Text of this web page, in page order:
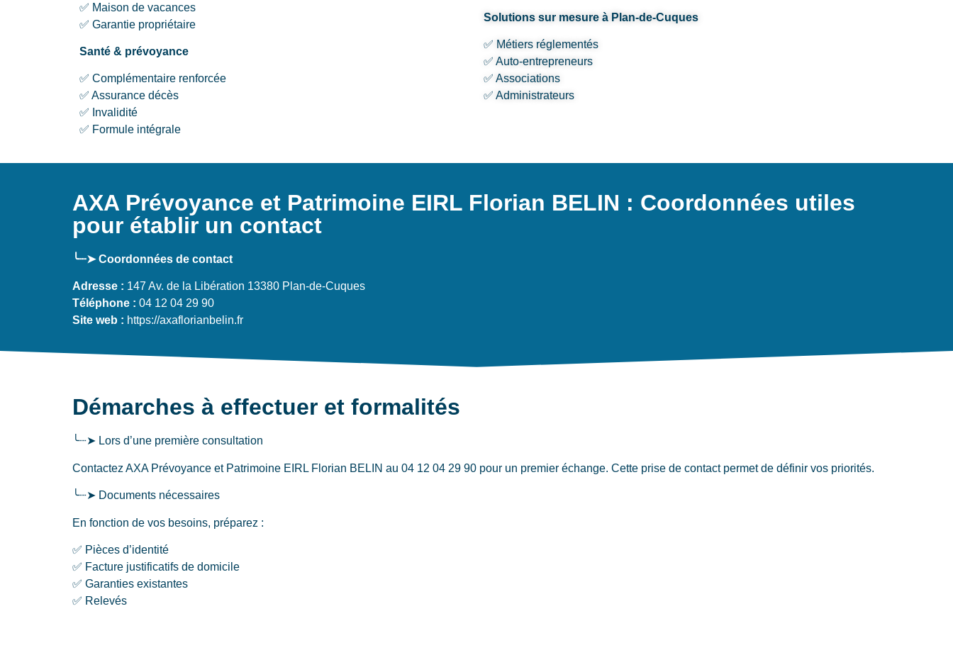
✅ Maison de vacances
✅ Garantie propriétaire
Santé & prévoyance
✅ Complémentaire renforcée
✅ Assurance décès
✅ Invalidité
✅ Formule intégrale
Solutions sur mesure à Plan-de-Cuques
✅ Métiers réglementés
✅ Auto-entrepreneurs
✅ Associations
✅ Administrateurs
AXA Prévoyance et Patrimoine EIRL Florian BELIN : Coordonnées utiles
pour établir un contact
╰┈➤ Coordonnées de contact
Adresse : 147 Av. de la Libération 13380 Plan-de-Cuques
Téléphone : 04 12 04 29 90
Site web : https://axaflorianbelin.fr
Démarches à effectuer et formalités
╰┈➤ Lors d’une première consultation
Contactez AXA Prévoyance et Patrimoine EIRL Florian BELIN au 04 12 04 29 90 pour un premier échange. Cette prise de contact permet de définir vos priorités.
╰┈➤ Documents nécessaires
En fonction de vos besoins, préparez :
✅ Pièces d’identité
✅ Facture justificatifs de domicile
✅ Garanties existantes
✅ Relevés